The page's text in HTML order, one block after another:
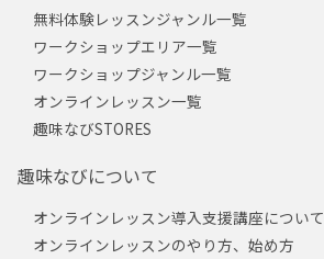
無料体験レッスンジャンル一覧
ワークショップエリア一覧
ワークショップジャンル一覧
オンラインレッスン一覧
趣味なびSTORES
趣味なびについて
オンラインレッスン導入支援講座について
オンラインレッスンのやり方、始め方